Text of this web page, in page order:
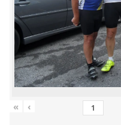
« ‹